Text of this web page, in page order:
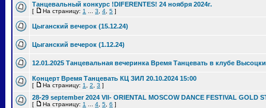
Танцевальный конкурс !DIFERENTES! 24 ноября 2024г.
[ На страницу: 1 3 4 5 ]
Цыганский вечерок (15.12.24)
Цыганский вечерок (1.12.24)
12.01.2025 Танцевальная вечеринка Время Танцевать в клубе
Концерт Время Танцевать КЦ ЗИЛ 20.10.2024 15:00
[ На страницу: 1 2 3 ]
28-29 september 2024 VII- ORIENTAL MOSCOW DANCE FESTIVAL GOLD
[ На страницу: 1 4 5 6 ]